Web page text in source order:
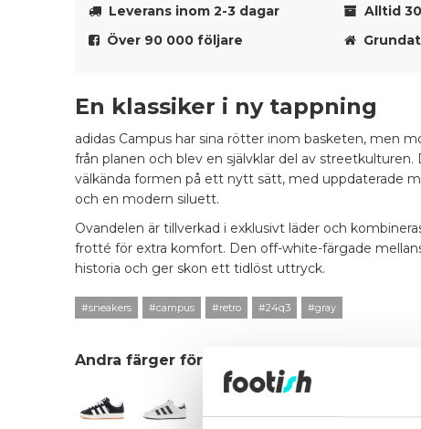
Leverans inom 2-3 dagar
Alltid
Över 90 000 följare
En klassiker i ny tappning
adidas Campus har sina rötter inom basketen, men
från planen och blev en självklar del av
välkända formen på ett nytt sätt, med uppdaterade
och en modern siluett.
Ovandelen är tillverkad i exklusivt läder och
frotté för extra komfort. Den off-white-färgade
historia och ger skon ett tidlöst uttryck.
#sneakers #campus #retro #24q3 #gray
Andra färger för den här modellen